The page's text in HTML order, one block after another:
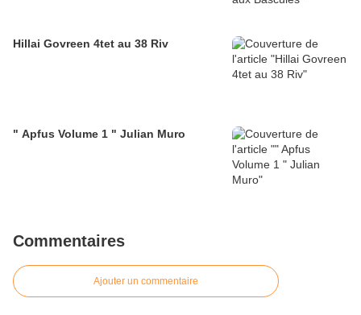
Hillai Govreen 4tet au 38 Riv
" Apfus Volume 1 " Julian Muro
Commentaires
Ajouter un commentaire